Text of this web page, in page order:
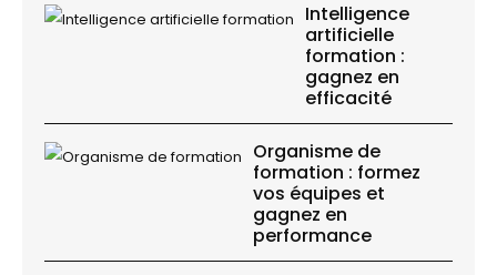
Intelligence
artificielle
formation :
gagnez en
efficacité
Organisme de
formation : formez
vos équipes et
gagnez en
performance